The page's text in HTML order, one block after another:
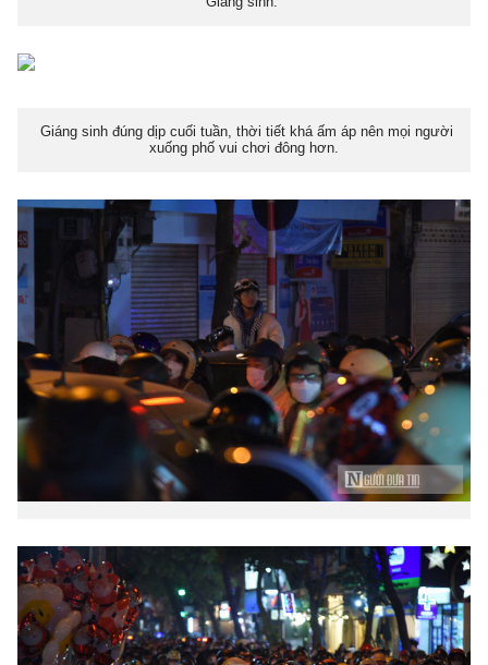
Giáng sinh đúng dịp cuối tuần, thời tiết khá ấm áp nên mọi người
xuống phố vui chơi đông hơn.